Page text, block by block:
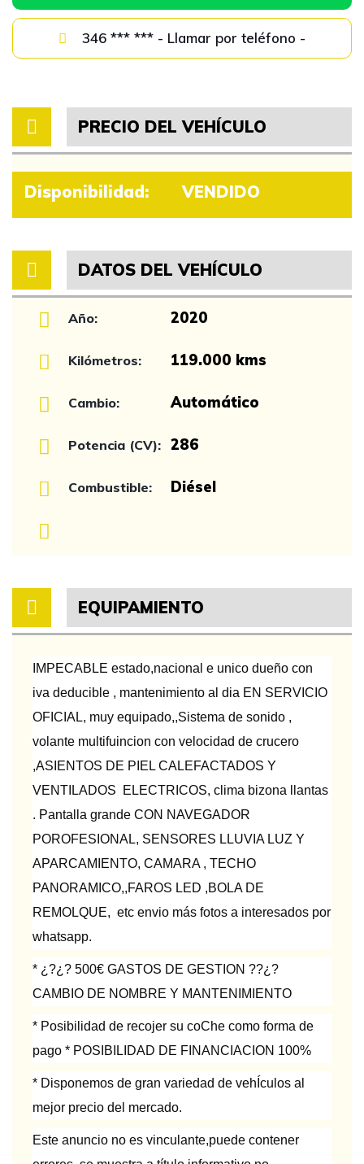
346 *** *** - Llamar por teléfono -
PRECIO DEL VEHÍCULO
Disponibilidad: VENDIDO
DATOS DEL VEHÍCULO
Año: 2020
Kilómetros: 119.000 kms
Cambio: Automático
Potencia (CV): 286
Combustible: Diésel
EQUIPAMIENTO
IMPECABLE estado,nacional e unico dueño con
iva deducible , mantenimiento al dia EN SERVICIO
OFICIAL, muy equipado,,Sistema de sonido ,
volante multifuincion con velocidad de crucero
,ASIENTOS DE PIEL CALEFACTADOS Y
VENTILADOS ELECTRICOS, clima bizona llantas
. Pantalla grande CON NAVEGADOR
POROFESIONAL, SENSORES LLUVIA LUZ Y
APARCAMIENTO, CAMARA , TECHO
PANORAMICO,,FAROS LED ,BOLA DE
REMOLQUE, etc envio más fotos a interesados por
whatsapp.
* ¿?¿? 500€ GASTOS DE GESTION ??¿?
CAMBIO DE NOMBRE Y MANTENIMIENTO
* Posibilidad de recojer su coChe como forma de
pago * POSIBILIDAD DE FINANCIACION 100%
* Disponemos de gran variedad de vehÍculos al
mejor precio del mercado.
Este anuncio no es vinculante,puede contener